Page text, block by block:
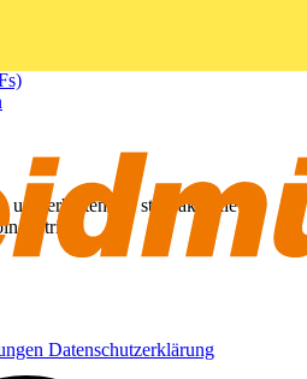
und erhalten Sie stets aktuelle
Datenschutzerklärung